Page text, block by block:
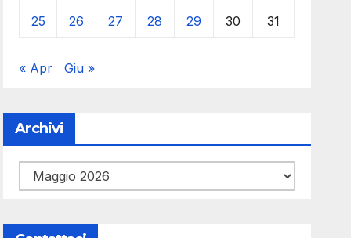
25 26 27 28 29 30 31
« Apr Giu »
Archivi
Archivi